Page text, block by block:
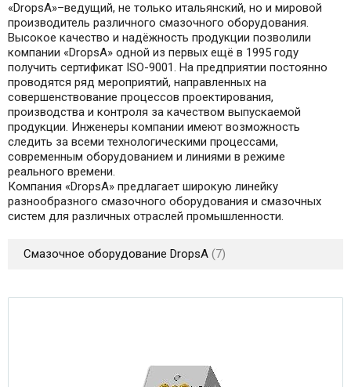
«DropsA»–ведущий, не только итальянский, но и мировой
производитель различного смазочного оборудования.
Высокое качество и надёжность продукции позволили
компании «DropsA» одной из первых ещё в 1995 году
получить сертификат ISO-9001. На предприятии постоянно
проводятся ряд мероприятий, направленных на
совершенствование процессов проектирования,
производства и контроля за качеством выпускаемой
продукции. Инженеры компании имеют возможность
следить за всеми технологическими процессами,
современным оборудованием и линиями в режиме
реального времени.
Компания «DropsA» предлагает широкую линейку
разнообразного смазочного оборудования и смазочных
систем для различных отраслей промышленности.
Смазочное оборудование DropsA 7